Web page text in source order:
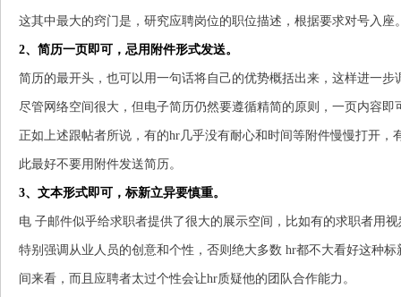
这其中最大的窍门是，研究应聘岗位的职位描述，根据要求对号入座
2、简历一页即可，忌用附件形式发送。
简历的最开头，也可以用一句话将自己的优势概括出来，这样进一步
尽管网络空间很大，但电子简历仍然要遵循精简的原则，一页内容
正如上述跟帖者所说，有的hr几乎没有耐心和时间等附件慢慢打开
此最好不要用附件发送简历。
3、文本形式即可，标新立异要慎重。
电 子邮件似乎给求职者提供了很大的展示空间，比如有的求职者用
特别强调从业人员的创意和个性，否则绝大多数 hr都不大看好这种
间来看，而且应聘者太过个性会让hr质疑他的团队合作能力。